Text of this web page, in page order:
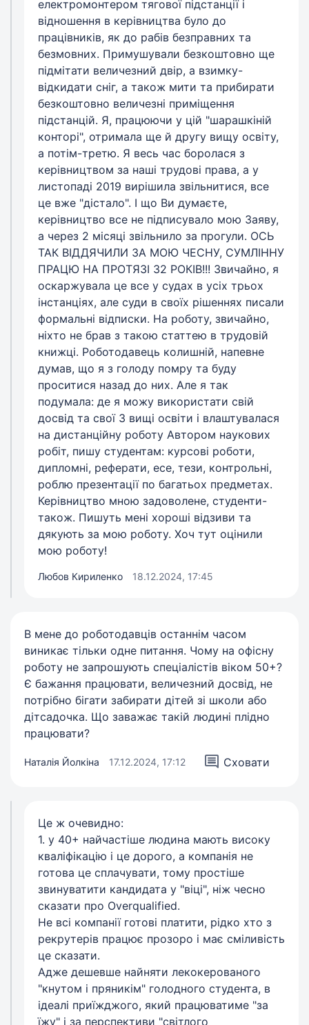
електромонтером тягової підстанції і
відношення в керівництва було до
працівників, як до рабів безправних та
безмовних. Примушували безкоштовно ще
підмітати величезний двір, а взимку-
відкидати сніг, а також мити та прибирати
безкоштовно величезні приміщення
підстанцій. Я, працюючи у цій "шарашкіній
конторі", отримала ще й другу вищу освіту,
а потім-третю. Я весь час боролася з
керівництвом за наші трудові права, а у
листопаді 2019 вирішила звільнитися, все
це вже "дістало". І що Ви думаєте,
керівництво все не підписувало мою Заяву,
а через 2 місяці звільнило за прогули. ОСЬ
ТАК ВІДДЯЧИЛИ ЗА МОЮ ЧЕСНУ, СУМЛІННУ
ПРАЦЮ НА ПРОТЯЗІ 32 РОКІВ!!! Звичайно, я
оскаржувала це все у судах в усіх трьох
інстанціях, але суди в своїх рішеннях писали
формальні відписки. На роботу, звичайно,
ніхто не брав з такою статтею в трудовій
книжці. Роботодавець колишній, напевне
думав, що я з голоду помру та буду
проситися назад до них. Але я так
подумала: де я можу використати свій
досвід та свої 3 вищі освіти і влаштувалася
на дистанційну роботу Автором наукових
робіт, пишу студентам: курсові роботи,
дипломні, реферати, есе, тези, контрольні,
роблю презентації по багатьох предметах.
Керівництво мною задоволене, студенти-
також. Пишуть мені хороші відзиви та
дякують за мою роботу. Хоч тут оцінили
мою роботу!
Любов Кириленко 18.12.2024, 17:45
В мене до роботодавців останнім часом
виникає тільки одне питання. Чому на офісну
роботу не запрошують спеціалістів віком 50+?
Є бажання працювати, величезний досвід, не
потрібно бігати забирати дітей зі школи або
дітсадочка. Що заважає такій людині плідно
працювати?
Наталія Йолкіна 17.12.2024, 17:12 Сховати
Це ж очевидно:
1. у 40+ найчастіше людина мають високу
кваліфікацію і це дорого, а компанія не
готова це сплачувати, тому простіше
звинуватити кандидата у "віці", ніж чесно
сказати про Overqualified.
Не всі компанії готові платити, рідко хто з
рекрутерів працює прозоро і має сміливість
це сказати.
Адже дешевше найняти лекокерованого
"кнутом і пряникім" голодного студента, в
ідеалі приїжджого, який працюватиме "за
їжу" і за перспективи "світлого